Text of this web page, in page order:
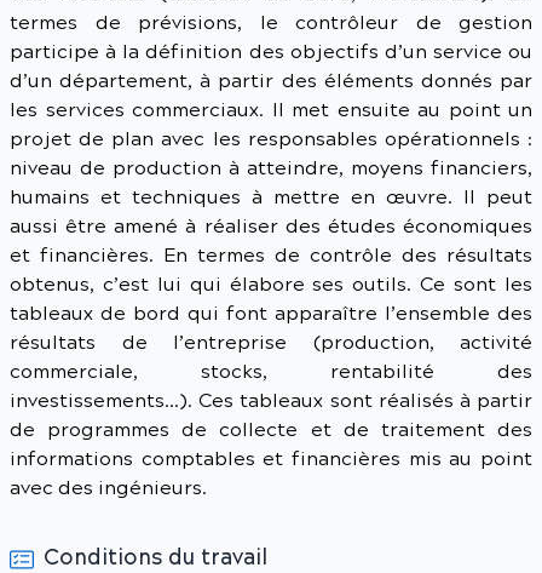
termes de prévisions, le contrôleur de gestion
participe à la définition des objectifs d’un service ou
d’un département, à partir des éléments donnés par
les services commerciaux. Il met ensuite au point un
projet de plan avec les responsables opérationnels :
niveau de production à atteindre, moyens financiers,
humains et techniques à mettre en œuvre. Il peut
aussi être amené à réaliser des études économiques
et financières. En termes de contrôle des résultats
obtenus, c’est lui qui élabore ses outils. Ce sont les
tableaux de bord qui font apparaître l’ensemble des
résultats de l’entreprise (production, activité
commerciale, stocks, rentabilité des
investissements…). Ces tableaux sont réalisés à partir
de programmes de collecte et de traitement des
informations comptables et financières mis au point
avec des ingénieurs.
Conditions du travail